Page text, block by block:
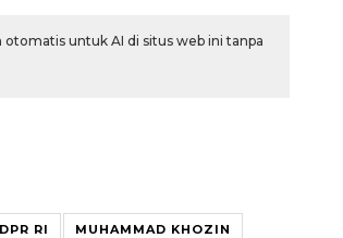
untuk AI di situs web ini tanpa
DPR RI MUHAMMAD KHOZIN